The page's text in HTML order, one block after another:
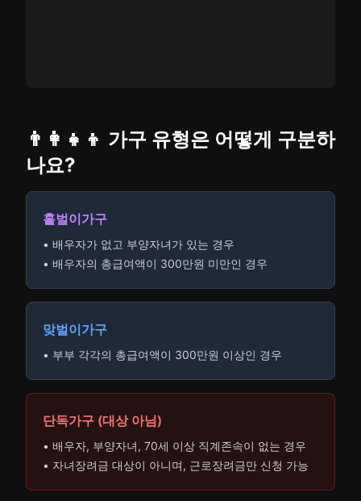
👨‍👩‍👧‍👦 가구 유형은 어떻게 구분하
나요?
홑벌이가구
• 배우자가 없고 부양자녀가 있는 경우
• 배우자의 총급여액이 300만원 미만인 경우
맞벌이가구
• 부부 각각의 총급여액이 300만원 이상인 경우
단독가구 (대상 아님)
• 배우자, 부양자녀, 70세 이상 직계존속이 없는 경우
• 자녀장려금 대상이 아니며, 근로장려금만 신청 가능